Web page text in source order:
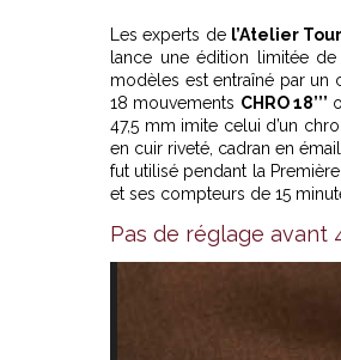
Les experts de l’Atelier
lance une édition limitée
modèles est entraîné par un
18 mouvements CHRO 18’’’
47,5 mm imite celui d’un
en cuir riveté, cadran en
fut utilisé pendant la
et ses compteurs de 15
Pas de réglage avant